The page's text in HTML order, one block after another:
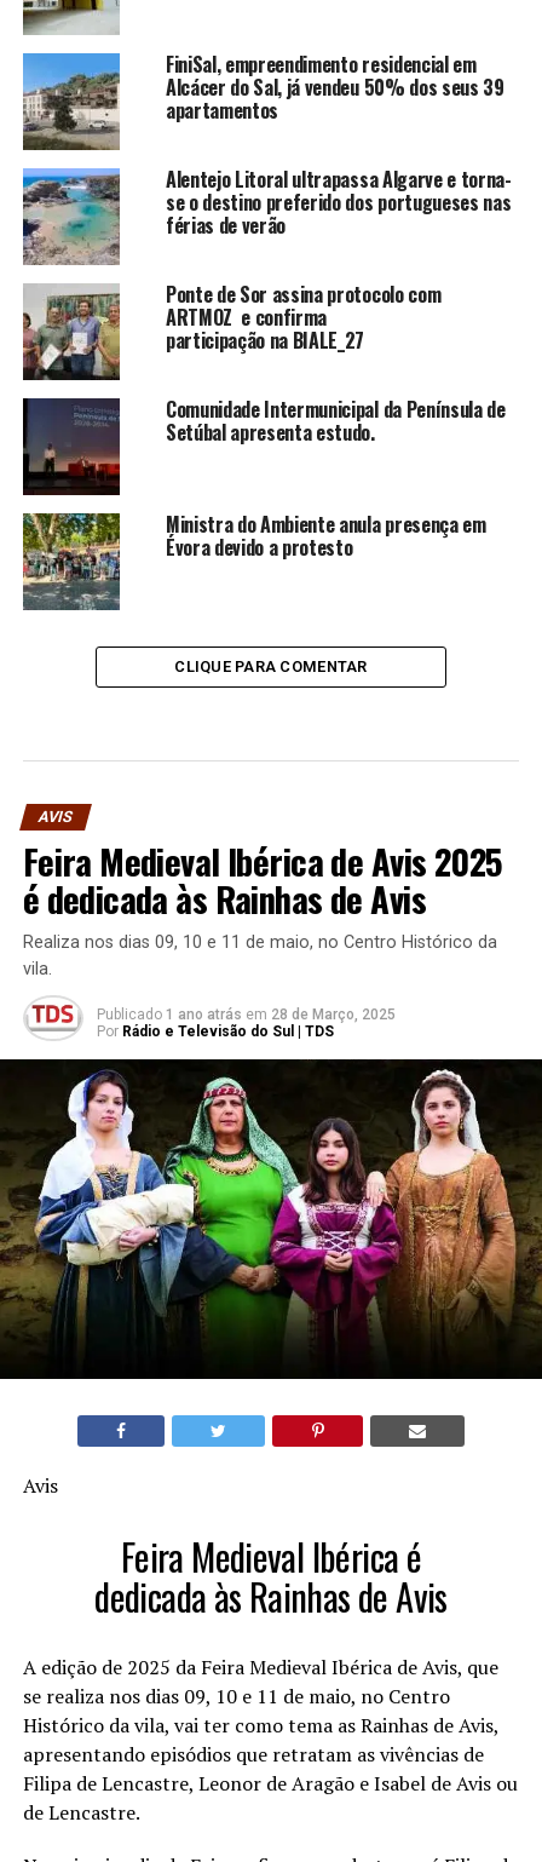
FiniSal, empreendimento residencial em
Alcácer do Sal, já vendeu 50% dos seus 39
apartamentos
Alentejo Litoral ultrapassa Algarve e torna-
se o destino preferido dos portugueses nas
férias de verão
Ponte de Sor assina protocolo com
ARTMOZ e confirma
participação na BIALE_27
Comunidade Intermunicipal da Península de
Setúbal apresenta estudo.
Ministra do Ambiente anula presença em
Évora devido a protesto
CLIQUE PARA COMENTAR
AVIS
Feira Medieval Ibérica de Avis 2025
é dedicada às Rainhas de Avis
Realiza nos dias 09, 10 e 11 de maio, no Centro Histórico da
vila.
Publicado 1 ano atrás em 28 de Março, 2025
Por Rádio e Televisão do Sul | TDS
Avis
Feira Medieval Ibérica é
dedicada às Rainhas de Avis
A edição de 2025 da Feira Medieval Ibérica de Avis, que
se realiza nos dias 09, 10 e 11 de maio, no Centro
Histórico da vila, vai ter como tema as Rainhas de Avis,
apresentando episódios que retratam as vivências de
Filipa de Lencastre, Leonor de Aragão e Isabel de Avis ou
de Lencastre.